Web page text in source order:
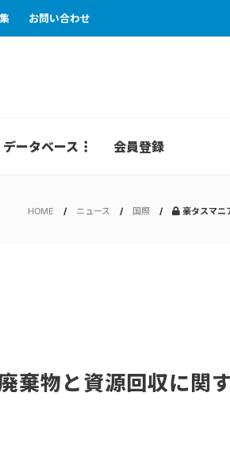
お問い合わせ
データベース 会員登録
HOME ニュース 国際 豪タスマニ
棄物と資源回収に関